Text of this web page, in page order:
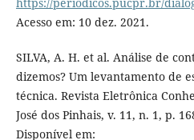
Acesso em: 10 dez. 2021.
SILVA, A. H. et al. Análise de
dizemos? Um levantamento de
técnica. Revista Eletrônica
José dos Pinhais, v. 11, n. 1, p.
Disponível em: